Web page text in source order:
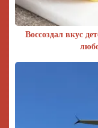
Воссоздал вкус